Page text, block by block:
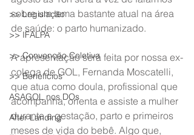
>> Legislação
>> IFALPA
>> Convenção Coletiva
>> Benefícios
ASAGOL nos DOs
After Landing
sobre um tema bastante atual na área
de saúde: o parto humanizado.
A apresentação será feita por nossa ex-
colega de GOL, Fernanda Moscatelli,
que atua como doula, profissional que
acompanha, orienta e assiste a mulher
durante a gestação, parto e primeiros
meses de vida do bebê. Algo que,